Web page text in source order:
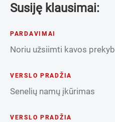
Susiję klausimai:
PARDAVIMAI
Noriu užsiimti kavos
VERSLO PRADŽIA
Senelių namų įkūrimas
VERSLO PRADŽIA